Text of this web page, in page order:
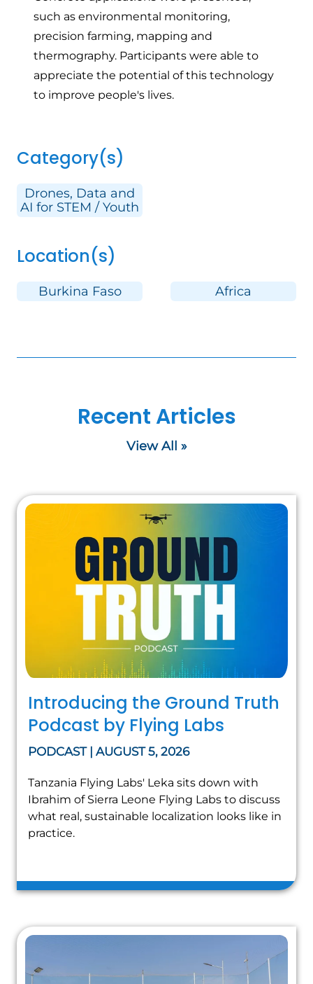
such as environmental monitoring,
precision farming, mapping and
thermography. Participants were able to
appreciate the potential of this technology
to improve people's lives.
Category(s)
Drones, Data and
AI for STEM / Youth
Location(s)
Burkina Faso Africa
Recent Articles
View All »
Introducing the Ground Truth
Podcast by Flying Labs
PODCAST | AUGUST 5, 2026
Tanzania Flying Labs' Leka sits down with
Ibrahim of Sierra Leone Flying Labs to discuss
what real, sustainable localization looks like in
practice.